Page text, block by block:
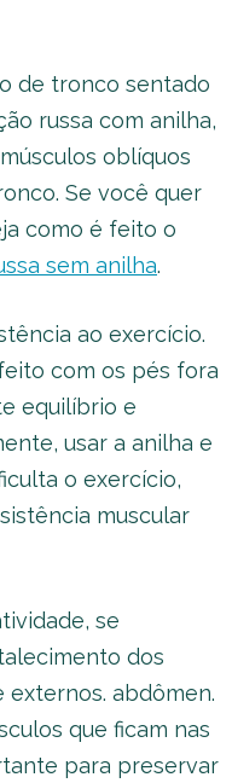
de tronco sentado
russa com anilha,
oblíquos
Se você quer
como é feito o
sem anilha.
ao exercício.
com os pés fora
equilíbrio e
usar a anilha e
o exercício,
muscular
se
dos
externos. abdômen.
que ficam nas
para preservar